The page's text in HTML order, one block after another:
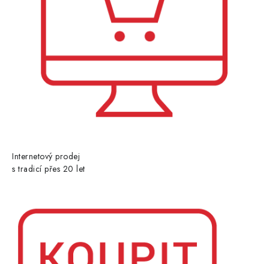
Internetový prodej
s tradicí přes 20 let